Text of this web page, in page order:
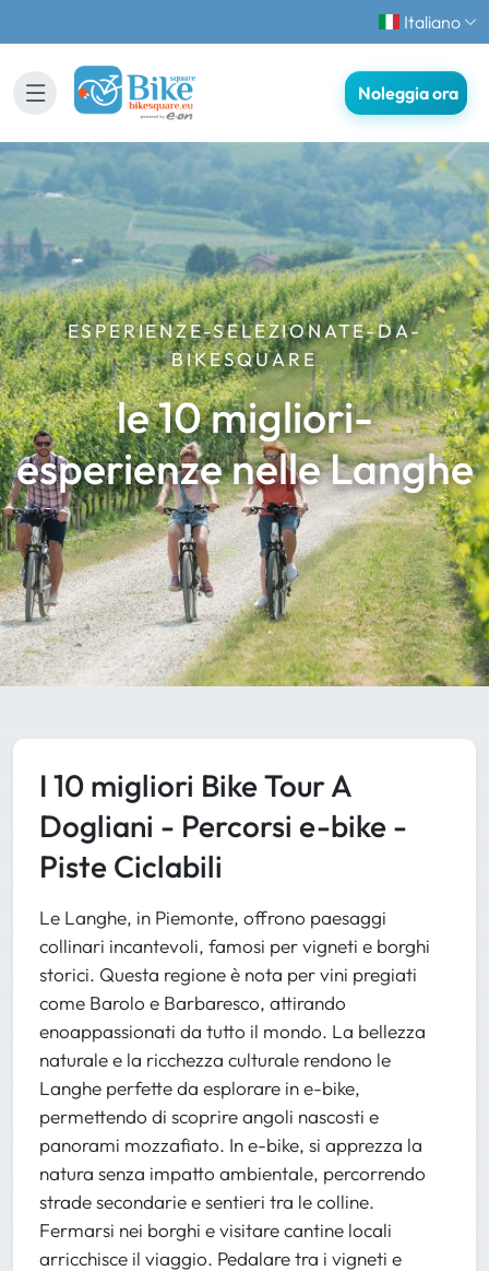
Italiano
Noleggia ora
ESPERIENZE-SELEZIONATE-DA-
BIKESQUARE
le 10 migliori-
esperienze nelle Langhe
I 10 migliori Bike Tour A
Dogliani - Percorsi e-bike -
Piste Ciclabili
Le Langhe, in Piemonte, offrono paesaggi
collinari incantevoli, famosi per vigneti e borghi
storici. Questa regione è nota per vini pregiati
come Barolo e Barbaresco, attirando
enoappassionati da tutto il mondo. La bellezza
naturale e la ricchezza culturale rendono le
Langhe perfette da esplorare in e-bike,
permettendo di scoprire angoli nascosti e
panorami mozzafiato. In e-bike, si apprezza la
natura senza impatto ambientale, percorrendo
strade secondarie e sentieri tra le colline.
Fermarsi nei borghi e visitare cantine locali
arricchisce il viaggio. Pedalare tra i vigneti e